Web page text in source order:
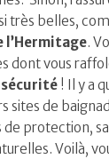
très belles,
l’Hermitage.
dont vous
! Il y a
sites de
de protection,
Voilà,